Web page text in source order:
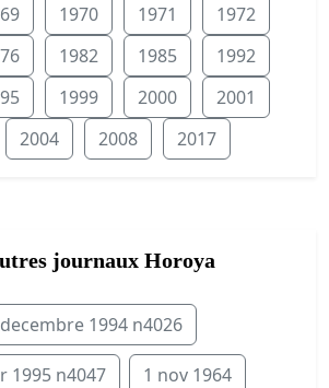
1970 1971
1972
1982 1985
1992
1999 2000
2001
2004 2008 2017
journaux Horoya
1994 n4026
1995 n4047 1 nov 1964